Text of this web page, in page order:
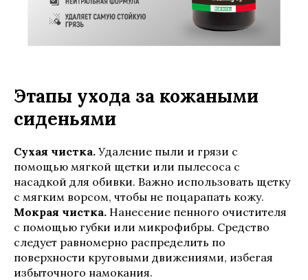
Этапы ухода за кожаными
сиденьями
Сухая чистка. Удаление пыли и грязи с
помощью мягкой щетки или пылесоса с
насадкой для обивки. Важно использовать щетку
с мягким ворсом, чтобы не поцарапать кожу.
Мокрая чистка. Нанесение пенного очистителя
с помощью губки или микрофибры. Средство
следует равномерно распределить по
поверхности круговыми движениями, избегая
избыточного намокания.